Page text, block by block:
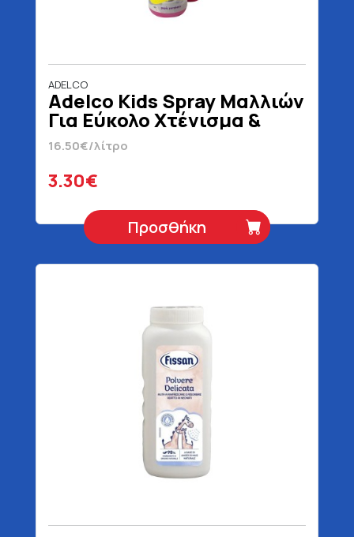
ADELCO
Adelco Kids Spray Μαλλιών
Για Εύκολο Χτένισμα &
Κρέμα μαλλιών 200 ml
16.50€/λίτρο
3.30€
Προσθήκη